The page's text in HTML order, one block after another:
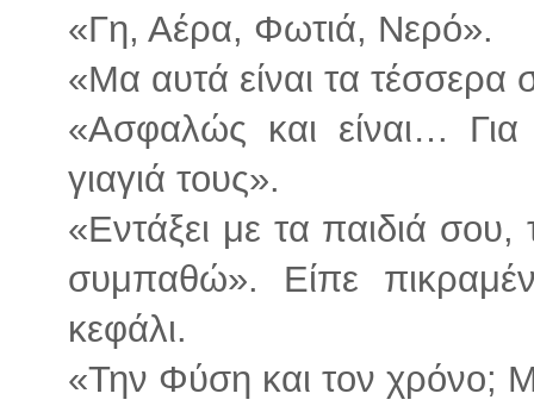
«Γη, Αέρα, Φωτιά, Νερό».
«Μα αυτά είναι τα τέσσερα
«Ασφαλώς και είναι…
γιαγιά τους».
«Εντάξει με τα παιδιά
συμπαθώ». Είπε
κεφάλι.
«Την Φύση και τον χρόνο;